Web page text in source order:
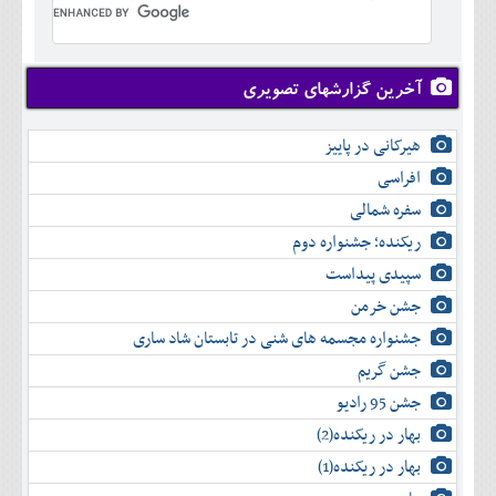
دی
بهمن
اسفند
آبان
آذر
دی
بهمن
اسفند
شهريور
مهر
آبان
آذر
دی
بهمن
اسفند
تير
مرداد
شهريور
مهر
آبان
آذر
دی
بهمن
اسفند
آخرین گزارشهای تصویری
هیرکانی در پاییز
افراسی
سفره شمالی
ریکنده؛ جشنواره دوم
سپیدی پیداست
جشن خرمن
جشنواره مجسمه های شنی در تابستان شاد ساری
جشن گریم
جشن 95 رادیو
بهار در ریکنده(2)
بهار در ریکنده(1)